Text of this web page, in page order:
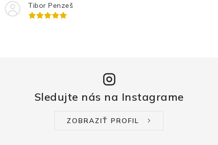
Tibor Penzeš
Sledujte nás na Instagrame
ZOBRAZIŤ PROFIL